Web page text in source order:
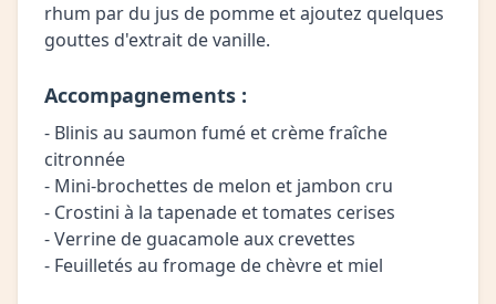
rhum par du jus de pomme et ajoutez quelques
gouttes d'extrait de vanille.
Accompagnements :
- Blinis au saumon fumé et crème fraîche
citronnée
- Mini-brochettes de melon et jambon cru
- Crostini à la tapenade et tomates cerises
- Verrine de guacamole aux crevettes
- Feuilletés au fromage de chèvre et miel